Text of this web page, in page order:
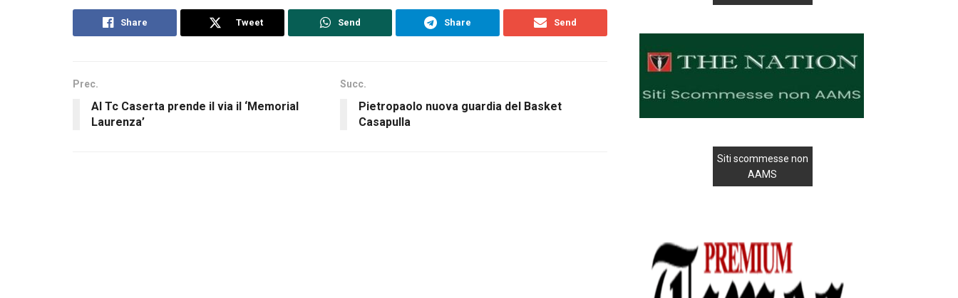
Share Tweet Send Share Send
Prec.
Al Tc Caserta prende il via il ‘Memorial
Laurenza’
Succ.
Pietropaolo nuova guardia del Basket
Casapulla
Siti scommesse non
AAMS